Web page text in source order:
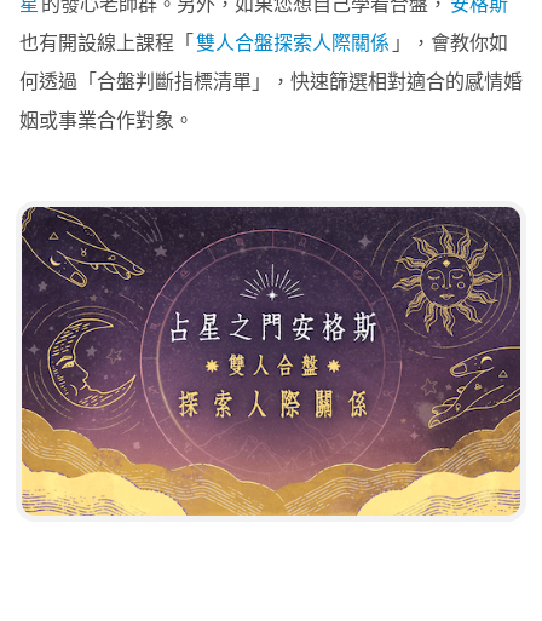
也有開設線上課程「雙人合盤探索人際關係 」，會教你如
何透過「合盤判斷指標清單」，快速篩選相對適合的感情婚
姻或事業合作對象。